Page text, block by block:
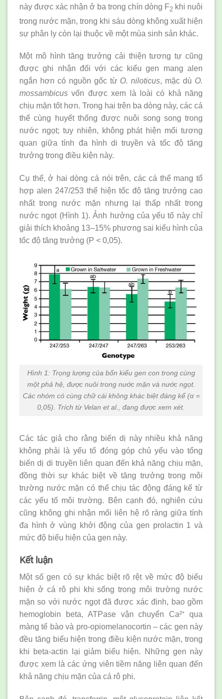
này được xác nhận ở ba trong chín dòng F2 khi nuôi
trong nước mặn, trong khi sáu dòng không xuất hiện
sự phân ly còn lại thuộc về một mùa sinh sản khác.
Một mô hình tăng trưởng cải thiện tương tự cũng
được ghi nhận đối với các kiểu gen mang alen
ngắn hơn có nguồn gốc từ O. niloticus, mặc dù O.
mossambicus vốn được xem là loài có khả năng
chịu mặn tốt hơn. Trong hai trên ba dòng này, các cá
thể cùng huyết thống được nuôi song song trong
nước ngọt; tuy nhiên, không phát hiện mối tương
quan giữa tính đa hình di truyền và tốc độ tăng
trưởng trong điều kiện này.
Cụ thể, ở hai dòng cá nói trên, các cá thể mang tổ
hợp alen 247/253 thể hiện tốc độ tăng trưởng cao
nhất trong nước mặn nhưng lại thấp nhất trong
nước ngọt (Hình 1). Ảnh hưởng của yếu tố này chỉ
giải thích khoảng 13–15% phương sai kiểu hình của
tốc độ tăng trưởng (P < 0,05).
Hình 1: Trọng lượng của bốn kiểu gen con trong cùng
một phả hệ, được nuôi trong nước mặn và nước ngọt.
Các nhóm có cùng chữ cái không khác biệt đáng kể (α =
0,05). Trích từ Velan et al., đang được xem xét.
Các tác giả cho rằng biến dị này nhiều khả năng
không phải là yếu tố đóng góp chủ yếu vào tổng
biến dị di truyền liên quan đến khả năng chịu mặn,
đồng thời sự khác biệt về tăng trưởng trong môi
trường nước mặn có thể chịu tác động đáng kể từ
các yếu tố môi trường. Bên cạnh đó, nghiên cứu
cũng không ghi nhận mối liên hệ rõ ràng giữa tính
đa hình ở vùng khởi động của gen prolactin 1 và
mức độ biểu hiện của gen này.
Kết luận
Một số gen có sự khác biệt rõ rệt về mức độ biểu
hiện ở cá rô phi khi sống trong môi trường nước
mặn so với nước ngọt đã được xác định, bao gồm
hemoglobin beta, ATPase vận chuyển Ca²⁺ qua
màng tế bào và pro-opiomelanocortin – các gen này
đều tăng biểu hiện trong điều kiện nước mặn, trong
khi beta-actin lại giảm biểu hiện. Những gen này
được xem là các ứng viên tiềm năng liên quan đến
khả năng chịu mặn của cá rô phi.